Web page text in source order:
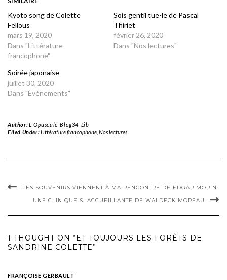
Kyoto song de Colette
Fellous
mars 19, 2020
Dans "Littérature
francophone"
Sois gentil tue-le de Pascal
Thiriet
février 26, 2020
Dans "Nos lectures"
Soirée japonaise
juillet 30, 2020
Dans "Événements"
Author:L-Opuscule-Blog34-Lib
Filed Under:Littérature francophone, Nos lectures
LES SOUVENIRS VIENNENT À MA RENCONTRE DE EDGAR MORIN
UNE CLINIQUE SI ACCUEILLANTE DE WALDECK MOREAU
1 THOUGHT ON “ET TOUJOURS LES FORÊTS DE
SANDRINE COLETTE”
FRANÇOISE GERBAULT